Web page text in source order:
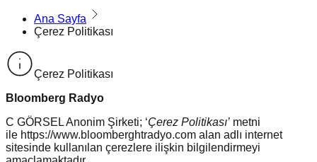
Ana Sayfa
Çerez Politikası
Çerez Politikası
Bloomberg Radyo
C GÖRSEL Anonim Şirketi; ‘Çerez Politikası’ metni
ile https://www.bloomberghtradyo.com alan adlı internet
sitesinde kullanılan çerezlere ilişkin bilgilendirmeyi